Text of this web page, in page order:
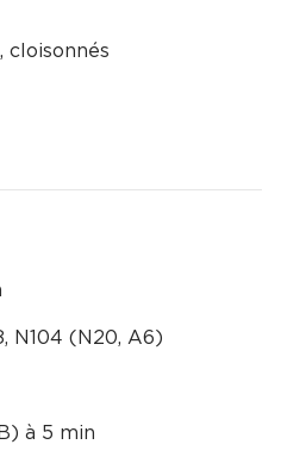
cloisonnés
N104 (N20, A6)
à 5 min